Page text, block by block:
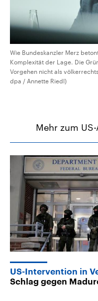
Wie Bundeskanzler Merz
Komplexität der Lage. Die
Vorgehen nicht als
dpa / Annette Riedl)
Mehr zum
US-Intervention in
Schlag gegen